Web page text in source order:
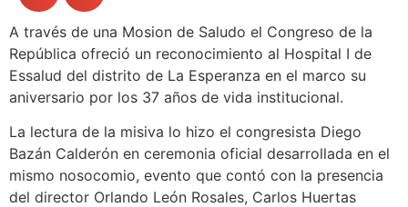
A través de una Mosion de Saludo el Congreso de la
República ofreció un reconocimiento al Hospital I de
Essalud del distrito de La Esperanza en el marco su
aniversario por los 37 años de vida institucional.
La lectura de la misiva lo hizo el congresista Diego
Bazán Calderón en ceremonia oficial desarrollada en el
mismo nosocomio, evento que contó con la presencia
del director Orlando León Rosales, Carlos Huertas